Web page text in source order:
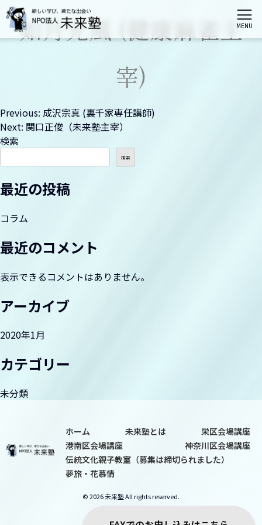
栄区会場講座
港南区会場講座
伝統文化親子教室（募集は締切られました）
夢旅・花慕情
MENU
如月光風 (健康麻雀主
宰)
投
稿
ビ
ゲ
ー
シ
ン
Previous: 成沢宗真 (裏千家専任講師)
Next: 関口正俊（未来塾主宰）
検索
検索
最近の投稿
コラム
最近のコメント
表示できるコメントはありません。
アーカイブ
2020年1月
カテゴリー
未分類
ホーム 未来塾とは
栄区会場講座
港南区会場講座
神奈川区会場講座
伝統文化親子教室（募集は締切られました）
夢旅・花慕情
© 2026 未来塾 All rights reserved.